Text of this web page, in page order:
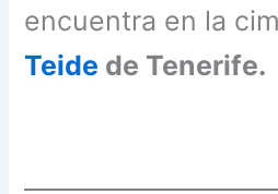
encuentra en la
Teide de Tenerife.